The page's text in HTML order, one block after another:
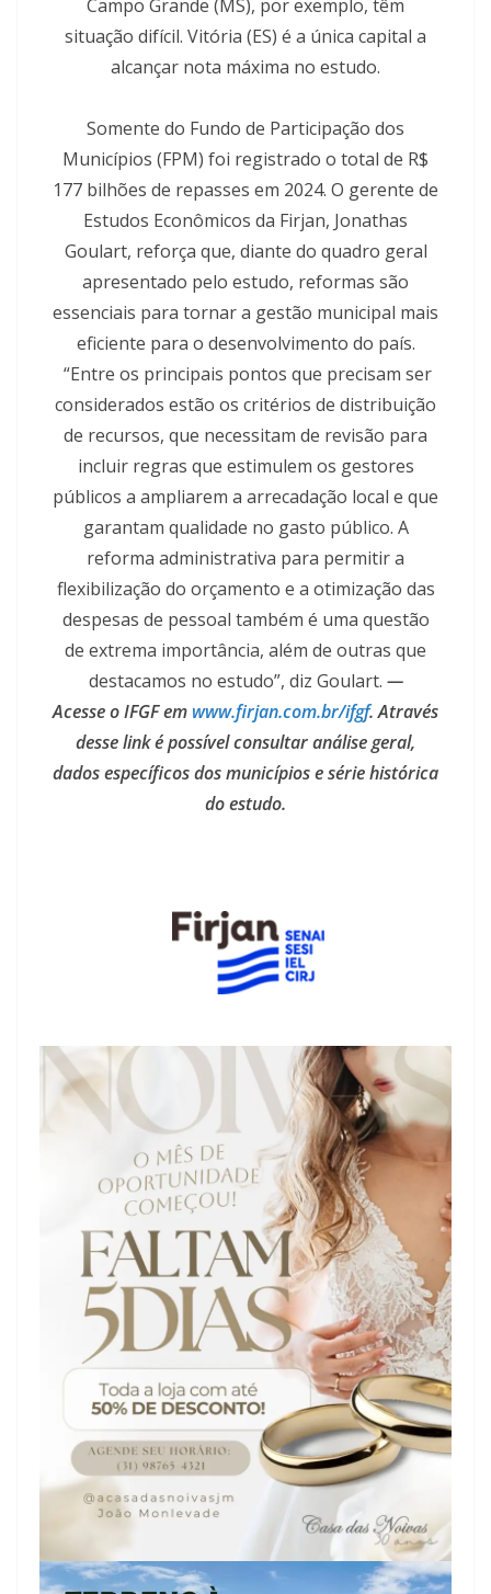
Campo Grande (MS), por exemplo, têm
situação difícil. Vitória (ES) é a única capital a
alcançar nota máxima no estudo.
Somente do Fundo de Participação dos
Municípios (FPM) foi registrado o total de R$
177 bilhões de repasses em 2024. O gerente de
Estudos Econômicos da Firjan, Jonathas
Goulart, reforça que, diante do quadro geral
apresentado pelo estudo, reformas são
essenciais para tornar a gestão municipal mais
eficiente para o desenvolvimento do país.
“Entre os principais pontos que precisam ser
considerados estão os critérios de distribuição
de recursos, que necessitam de revisão para
incluir regras que estimulem os gestores
públicos a ampliarem a arrecadação local e que
garantam qualidade no gasto público. A
reforma administrativa para permitir a
flexibilização do orçamento e a otimização das
despesas de pessoal também é uma questão
de extrema importância, além de outras que
destacamos no estudo”, diz Goulart. —
Acesse o IFGF em www.firjan.com.br/ifgf. Através
desse link é possível consultar análise geral,
dados específicos dos municípios e série histórica
do estudo.